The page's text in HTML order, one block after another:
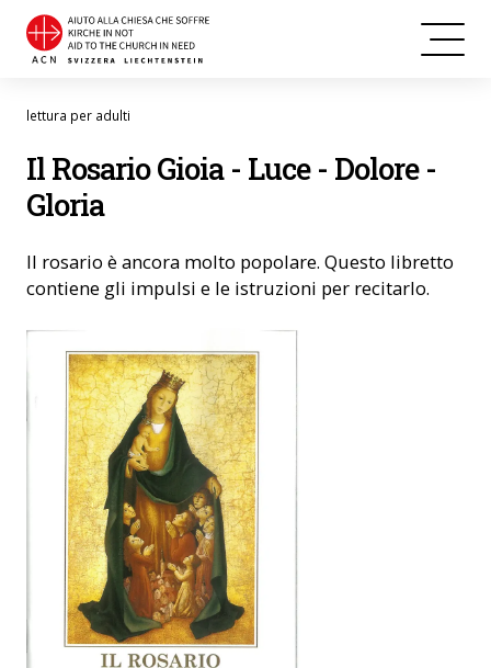
lettura per adulti
Il Rosario Gioia - Luce - Dolore -
Gloria
Il rosario è ancora molto popolare. Questo libretto
contiene gli impulsi e le istruzioni per recitarlo.